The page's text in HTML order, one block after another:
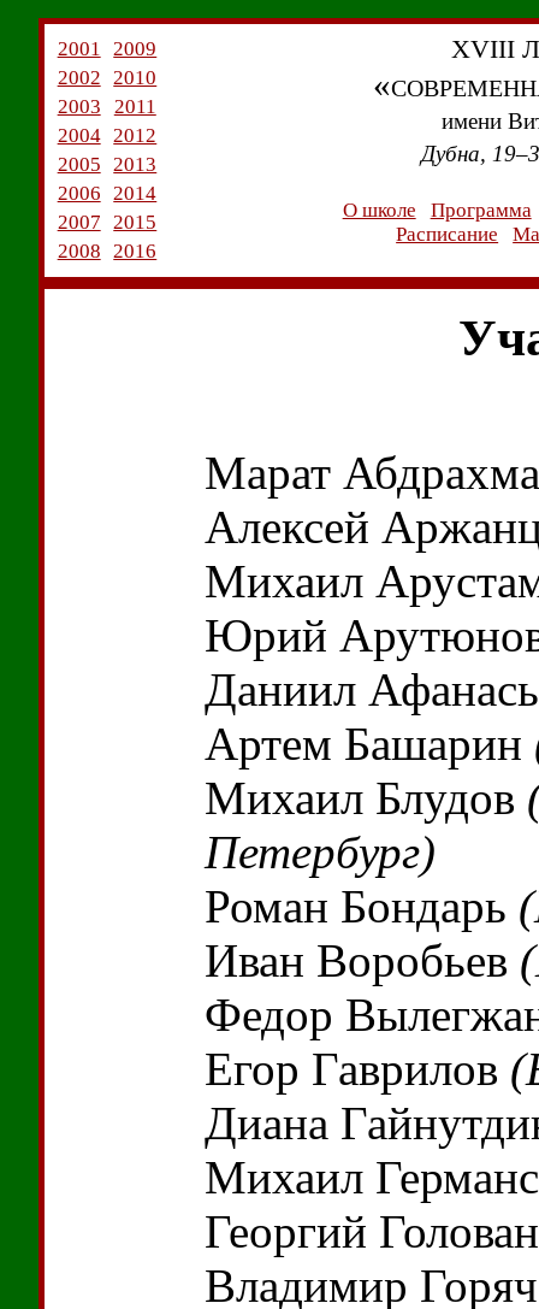
2001
2002
2003
2004
2005
2006
2007
2008
2009
2010
2011
2012
2013
2014
2015
2016
XVIII
имени
Дубна,
О школе
Программа
Расписание
Марат
Алексей
Михаил
Юрий
Даниил
Артем Башарин
Михаил Блудов
Петербург)
Роман Бондарь
Иван Воробьев
Федор
Егор Гаврилов
Диана
Михаил
Георгий
Владимир